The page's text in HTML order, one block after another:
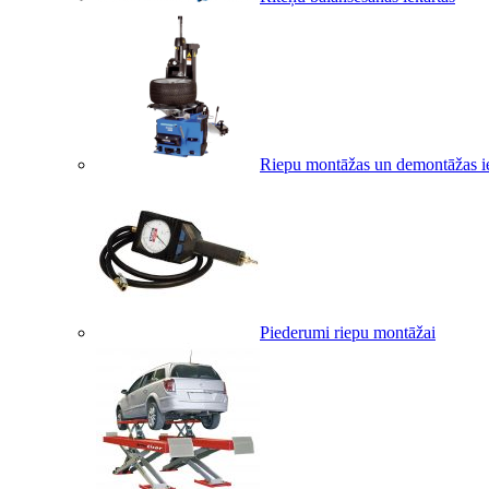
Riepu montāžas un demontāžas
Piederumi riepu montāžai